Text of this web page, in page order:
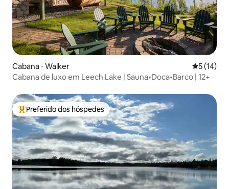
Cabana ⋅ Walker 5 de uma
5 (14)
Cabana de luxo em Leech Lake | Sauna•Doca•Barco | 12+
Entre os melhores preferidos dos hóspedes
Preferido dos hóspedes